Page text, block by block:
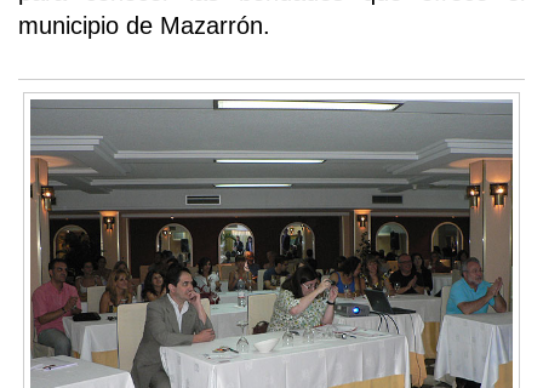
municipio de Mazarrón.